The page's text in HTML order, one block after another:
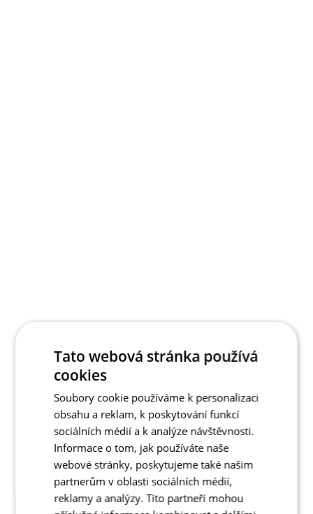
Tato webová stránka používá
cookies
Soubory cookie používáme k personalizaci
obsahu a reklam, k poskytování funkcí
sociálních médií a k analýze návštěvnosti.
Informace o tom, jak používáte naše
webové stránky, poskytujeme také našim
partnerům v oblasti sociálních médií,
reklamy a analýzy. Tito partneři mohou